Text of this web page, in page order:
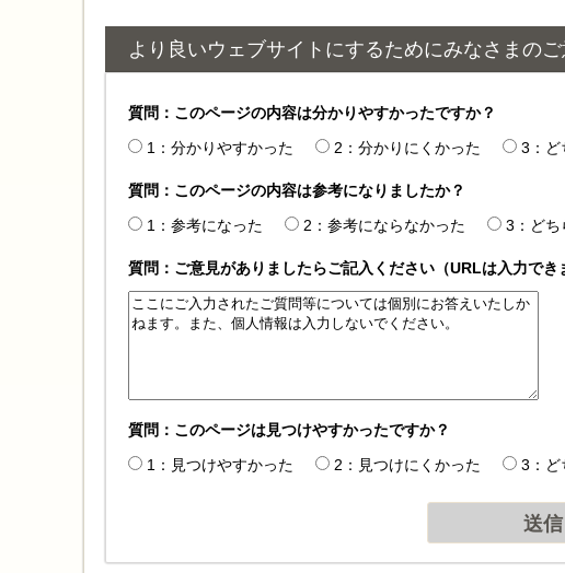
より良いウェブサイトにするためにみなさまの
質問：このページの内容は分かりやすかったですか？
1：分かりやすかった
2：分かりにくかった 3：ど
質問：このページの内容は参考になりましたか？
1：参考になった
2：参考にならなかった 3：どち
質問：ご意見がありましたらご記入ください（URLは入力でき
質問：このページは見つけやすかったですか？
1：見つけやすかった
2：見つけにくかった 3：ど